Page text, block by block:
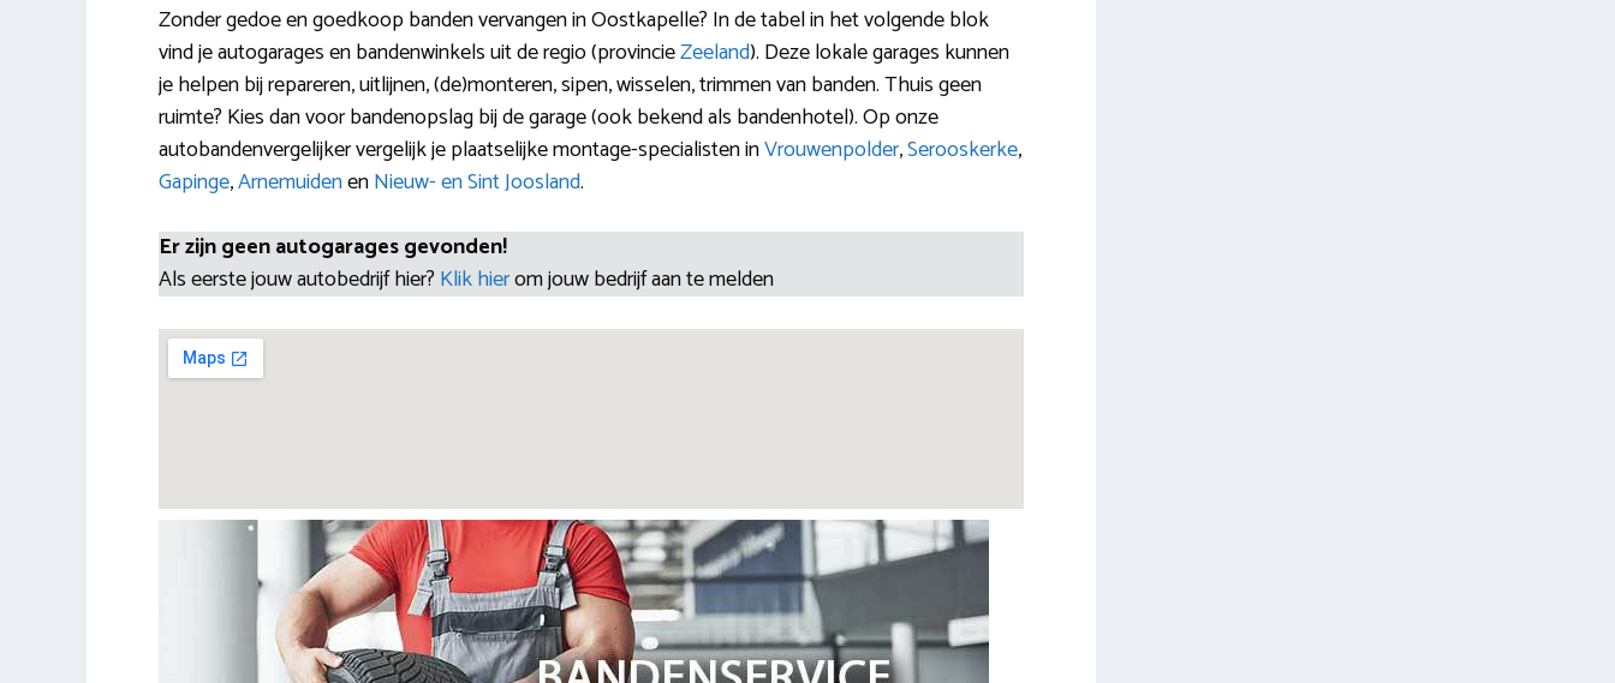
Zonder gedoe en goedkoop banden vervangen in Oostkapelle? In de tabel in het volgende blok
vind je autogarages en bandenwinkels uit de regio (provincieZeeland). Deze lokale garages kunnen
je helpen bij repareren, uitlijnen, (de)monteren, sipen, wisselen, trimmen van banden. Thuis geen
ruimte? Kies dan voor bandenopslag bij de garage (ook bekend als bandenhotel). Op onze
autobandenvergelijker vergelijk je plaatselijke montage-specialisten inVrouwenpolder,Serooskerke,
Gapinge,ArnemuidenenNieuw- en Sint Joosland.
Er zijn geen autogarages gevonden!
Als eerste jouw autobedrijf hier? Klik hierom jouw bedrijf aan te melden